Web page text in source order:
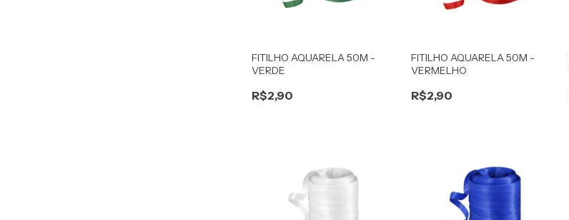
FITILHO AQUARELA 50M -
VERDE
R$2,90
FITILHO AQUARELA 50M -
VERMELHO
R$2,90